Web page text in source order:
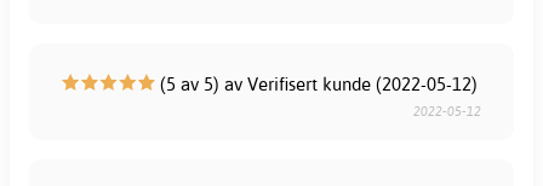
(5 av 5) av Verifisert kunde (2022-05-12)
2022-05-12